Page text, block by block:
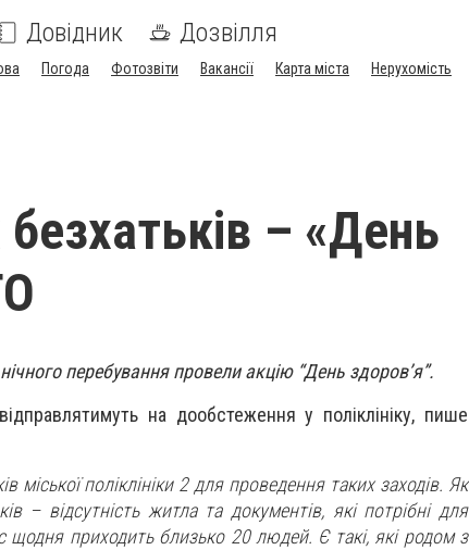
Довідник Дозвілля
Погода Фотозвіти Вакансії Карта міста
Нерухомість
– «День
перебування провели акцію “День здоров’я”.
на дообстеження у поліклініку, пише
міської поліклініки 2 для проведення таких заходів. Як
– відсутність житла та документів, які потрібні для
приходить близько 20 людей. Є такі, які родом з